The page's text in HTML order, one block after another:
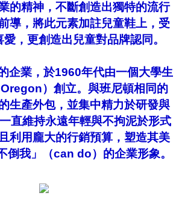
的精神，不斷創造出獨特的流行
導，將此元素加註兒童鞋上，受
，更創造出兒童對品牌認同。
企業，於1960年代由一個大學生
）創立。與班尼頓相同的
生產外包，並集中精力於研發與
直維持永遠年輕與不拘泥於形式
利用龐大的行銷預算，塑造其美
倒我」（can do）的企業形象。